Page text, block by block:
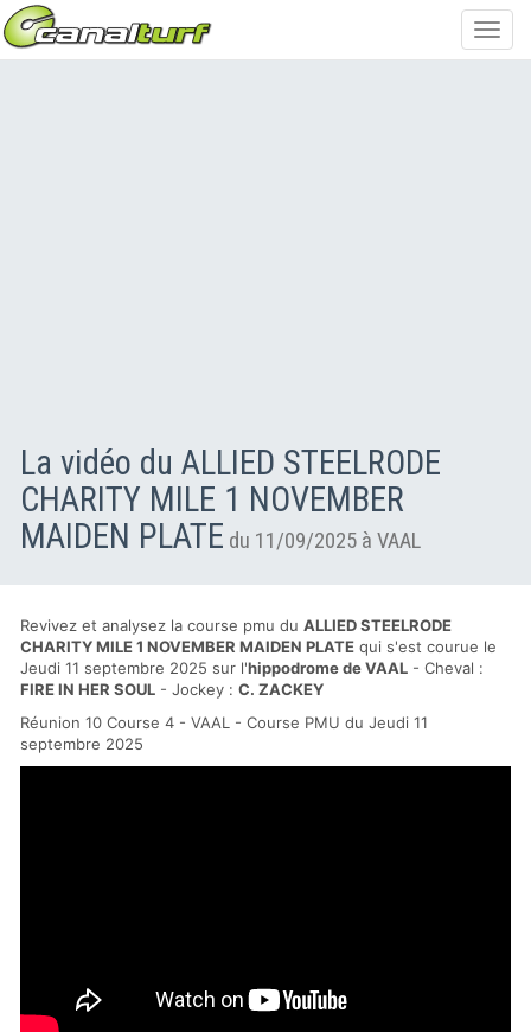
La vidéo du ALLIED STEELRODE
CHARITY MILE 1 NOVEMBER
MAIDEN PLATE du 11/09/2025 à VAAL
Revivez et analysez la course pmu du ALLIED STEELRODE
CHARITY MILE 1 NOVEMBER MAIDEN PLATE qui s'est courue le
Jeudi 11 septembre 2025 sur l'hippodrome de VAAL - Cheval :
FIRE IN HER SOUL - Jockey : C. ZACKEY
Réunion 10 Course 4 - VAAL - Course PMU du Jeudi 11
septembre 2025